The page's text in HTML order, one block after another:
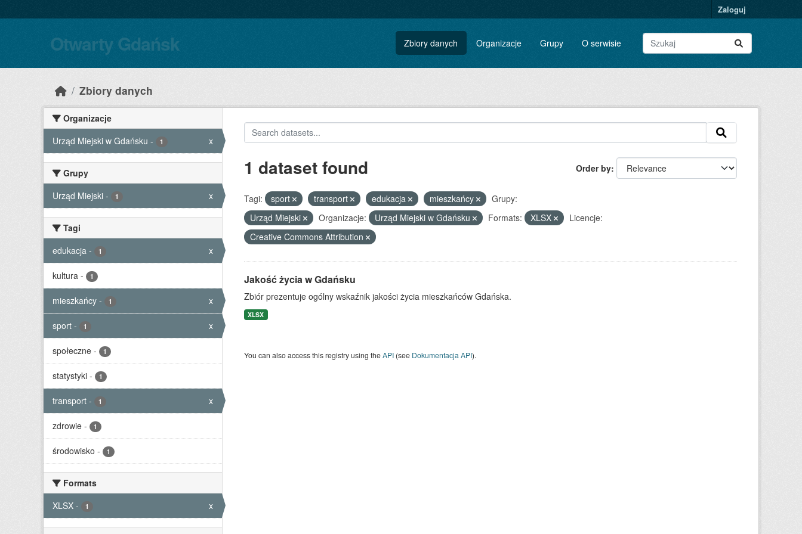
Zaloguj
Otwarty Gdańsk Zbiory danych Organizacje Grupy O serwisie
Zbiory danych
Organizacje
Urząd Miejski w Gdańsku - 1 x
Grupy
Urząd Miejski - 1 x
Tagi
edukacja - 1 x
kultura - 1
mieszkańcy - 1 x
sport - 1 x
społeczne - 1
statystyki - 1
transport - 1 x
zdrowie - 1
środowisko - 1
Formats
XLSX - 1 x
Order by
1 dataset found
Tagi: sport transport edukacja mieszkańcy
Grupy:
Urząd Miejski
Organizacje: Urząd Miejski w Gdańsku Formats: XLSX
Licencje:
Creative Commons Attribution
Jakość życia w Gdańsku
Zbiór prezentuje ogólny wskaźnik jakości życia mieszkańców Gdańska.
XLSX
You can also access this registry using theAPI(see Dokumentacja API).